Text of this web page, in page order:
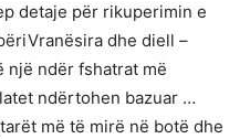
detaje për rikuperimin e
dhe diell –
një ndër fshatrat më
ndërtohen bazuar …
më të mirë në botë dhe